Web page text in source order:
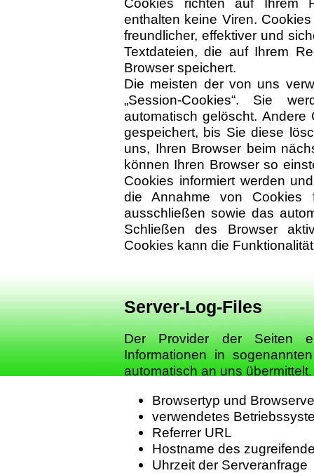
enthalten keine Viren.
freundlicher, effektiver und
Textdateien, die auf Ihrem
Browser speichert.
Die meisten der von uns
„Session-Cookies“. Sie
automatisch gelöscht.
gespeichert, bis Sie diese
uns, Ihren Browser beim
können Ihren Browser so
Cookies informiert werden
die Annahme von Cookies
ausschließen sowie das
Schließen des Browser
Cookies kann die
Server-Log-Files
Der Provider der Seiten
Informationen in
automatisch an uns
Browsertyp und
verwendetes
Referrer URL
Hostname des
Uhrzeit der Serveranfrage